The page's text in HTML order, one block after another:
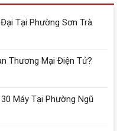
Tại Phường Sơn Trà
Thương Mại Điện Tử?
Máy Tại Phường Ngũ